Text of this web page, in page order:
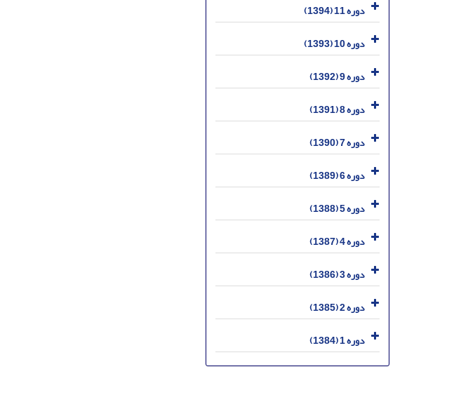
دوره 11 (1394)
دوره 10 (1393)
دوره 9 (1392)
دوره 8 (1391)
دوره 7 (1390)
دوره 6 (1389)
دوره 5 (1388)
دوره 4 (1387)
دوره 3 (1386)
دوره 2 (1385)
دوره 1 (1384)